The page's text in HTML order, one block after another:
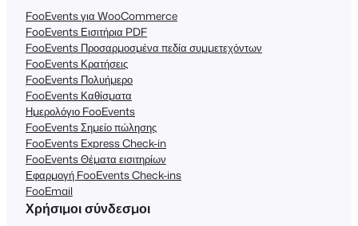
FooEvents για WooCommerce
FooEvents Εισιτήρια PDF
FooEvents Προσαρμοσμένα πεδία συμμετεχόντων
FooEvents Κρατήσεις
FooEvents Πολυήμερο
FooEvents Καθίσματα
Ημερολόγιο FooEvents
FooEvents Σημείο πώλησης
FooEvents Express Check-in
FooEvents Θέματα εισιτηρίων
Εφαρμογή FooEvents Check-ins
FooEmail
Χρήσιμοι σύνδεσμοι